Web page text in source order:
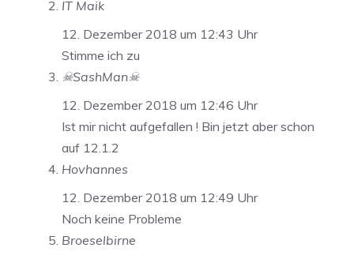
IT Maik
12. Dezember 2018 um 12:43 Uhr
Stimme ich zu
☠SashMan☠
12. Dezember 2018 um 12:46 Uhr
Ist mir nicht aufgefallen ! Bin jetzt aber schon
auf 12.1.2
Hovhannes
12. Dezember 2018 um 12:49 Uhr
Noch keine Probleme
Broeselbirne